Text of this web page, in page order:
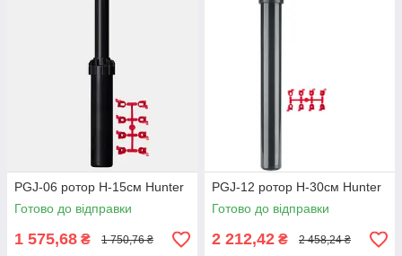
PGJ-06 ротор H-15см Hunter
Готово до відправки
1 575,68 ₴ 1 750,76 ₴
PGJ-12 ротор H-30см Hunter
Готово до відправки
2 212,42 ₴ 2 458,24 ₴